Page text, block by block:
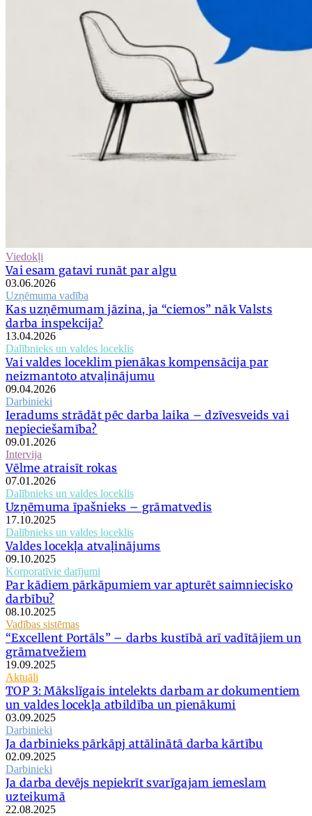
Viedokļi
Vai esam gatavi runāt par algu
03.06.2026
Uzņēmuma vadība
Kas uzņēmumam jāzina, ja “ciemos” nāk Valsts
darba inspekcija?
13.04.2026
Dalībnieks un valdes loceklis
Vai valdes loceklim pienākas kompensācija par
neizmantoto atvaļinājumu
09.04.2026
Darbinieki
Ieradums strādāt pēc darba laika – dzīvesveids vai
nepieciešamība?
09.01.2026
Intervija
Vēlme atraisīt rokas
07.01.2026
Dalībnieks un valdes loceklis
Uzņēmuma īpašnieks – grāmatvedis
17.10.2025
Dalībnieks un valdes loceklis
Valdes locekļa atvaļinājums
09.10.2025
Korporatīvie darījumi
Par kādiem pārkāpumiem var apturēt saimniecisko
darbību?
08.10.2025
Vadības sistēmas
“Excellent Portāls” – darbs kustībā arī vadītājiem un
grāmatvežiem
19.09.2025
Aktuāli
TOP 3: Mākslīgais intelekts darbam ar dokumentiem
un valdes locekļa atbildība un pienākumi
03.09.2025
Darbinieki
Ja darbinieks pārkāpj attālinātā darba kārtību
02.09.2025
Darbinieki
Ja darba devējs nepiekrīt svarīgajam iemeslam
uzteikumā
22.08.2025